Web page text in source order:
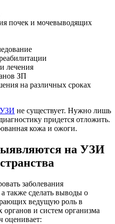
почек и мочевыводящих
лечения
ЗП
на различных сроках
УЗИ не существует. Нужно лишь
придется отложить.
кожа и ожоги.
на УЗИ
заболевания
также сделать выводы о
ведущую роль в
и систем организма
оценивает: